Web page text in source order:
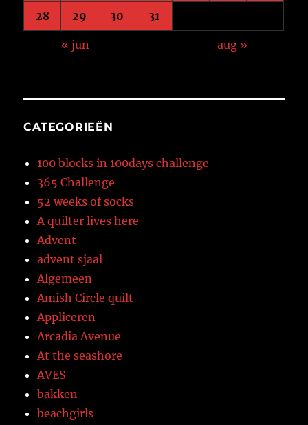
28 29 30 31
« jun aug »
CATEGORIEËN
100 blocks in 100days challenge
365 Challenge
52 weeks of socks
A quilter lives here
Advent
advent sjaal
Algemeen
Amish Circle quilt
Appliceren
Arcadia Avenue
At the seashore
AVES
bakken
beachgirls